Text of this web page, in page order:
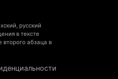
русский
в тексте
абзаца в